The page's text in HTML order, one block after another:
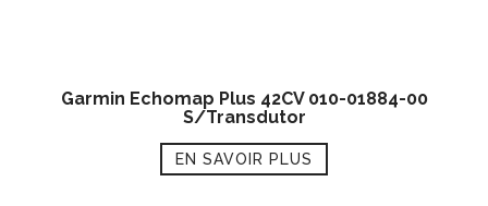
Garmin Echomap Plus 42CV 010-01884-00
S/Transdutor
EN SAVOIR PLUS